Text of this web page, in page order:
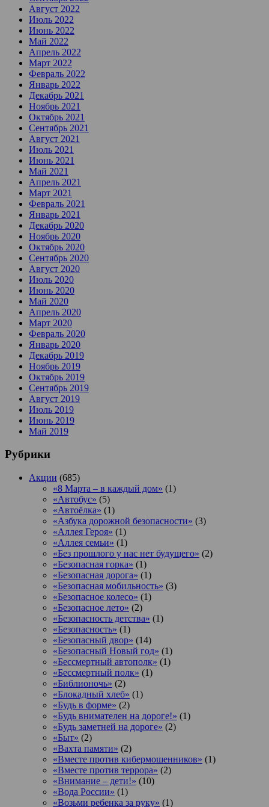
Август 2022
Июль 2022
Июнь 2022
Май 2022
Апрель 2022
Март 2022
Февраль 2022
Январь 2022
Декабрь 2021
Ноябрь 2021
Октябрь 2021
Сентябрь 2021
Август 2021
Июль 2021
Июнь 2021
Май 2021
Апрель 2021
Март 2021
Февраль 2021
Январь 2021
Декабрь 2020
Ноябрь 2020
Октябрь 2020
Сентябрь 2020
Август 2020
Июль 2020
Июнь 2020
Май 2020
Апрель 2020
Март 2020
Февраль 2020
Январь 2020
Декабрь 2019
Ноябрь 2019
Октябрь 2019
Сентябрь 2019
Август 2019
Июль 2019
Июнь 2019
Май 2019
Рубрики
Акции (685)
«8 Марта – в каждый дом» (1)
«Автобус» (5)
«Автоёлка» (1)
«Азбука дорожной безопасности» (3)
«Аллея Героя» (1)
«Аллея семьи» (1)
«Без прошлого у нас нет будущего» (2)
«Безопасная горка» (1)
«Безопасная дорога» (1)
«Безопасная мобильность» (3)
«Безопасное колесо» (1)
«Безопасное лето» (2)
«Безопасность детства» (1)
«Безопасность» (1)
«Безопасный двор» (14)
«Безопасный Новый год» (1)
«Бессмертный автополк» (1)
«Бессмертный полк» (1)
«Библионочь» (2)
«Блокадный хлеб» (1)
«Будь в форме» (2)
«Будь внимателен на дороге!» (1)
«Будь заметней на дороге» (2)
«Быт» (2)
«Вахта памяти» (2)
«Вместе против кибермошенников» (1)
«Вместе против террора» (2)
«Внимание – дети!» (10)
«Вода России» (1)
«Возьми ребенка за руку» (1)